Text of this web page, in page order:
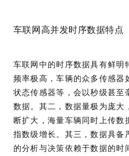
车联网高并发时序数据特点
车联网中的时序数据具有鲜明
频率极高，车辆的众多传感器
状态传感器等，会以秒级甚至
数据。其二，数据量极为庞大
断扩大，海量车辆同时上传数
指数级增长。其三，数据具备
的分析与决策依赖于数据的时